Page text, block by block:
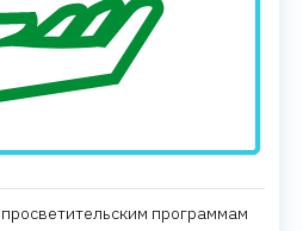
программам